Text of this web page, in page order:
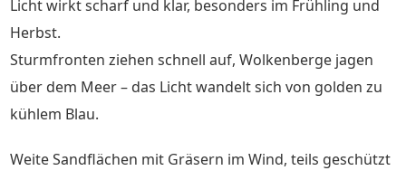
Licht wirkt scharf und klar, besonders im Frühling und
Herbst.
Sturmfronten ziehen schnell auf, Wolkenberge jagen
über dem Meer – das Licht wandelt sich von golden zu
kühlem Blau.
Weite Sandflächen mit Gräsern im Wind, teils geschützt